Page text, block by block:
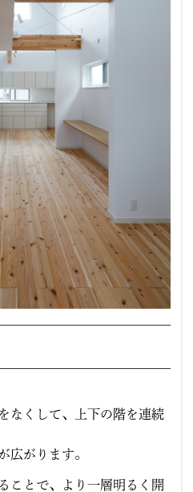
なくして、上下の階を連続
広がります。
ことで、より一層明るく開